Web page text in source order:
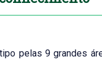
pelas 9 grandes